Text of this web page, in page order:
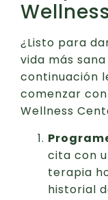
¿Listo para
vida más
continuación
comenzar
Wellness
cita con
terapia
historial